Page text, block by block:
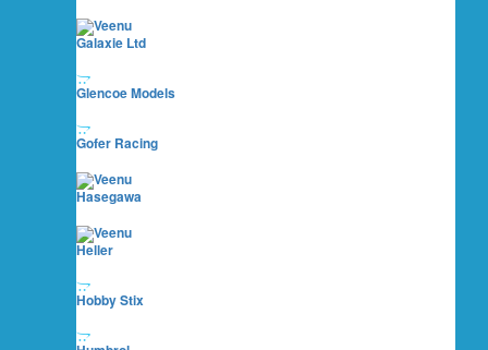
Galaxie Ltd
Glencoe Models
Gofer Racing
Hasegawa
Heller
Hobby Stix